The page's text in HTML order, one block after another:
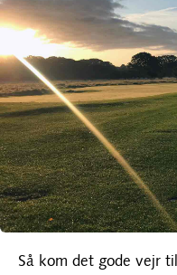
Så kom det gode vejr